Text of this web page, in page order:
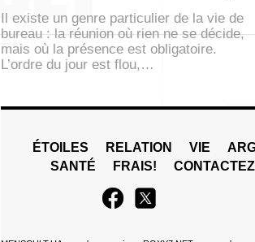
Il existe un genre particulier de la vie de
bureau : la réunion où rien ne se décide,
mais où la présence est obligatoire.
L’ordre du jour est flou,…
ÉTOILES RELATION VIE
SANTÉ
FRAIS!